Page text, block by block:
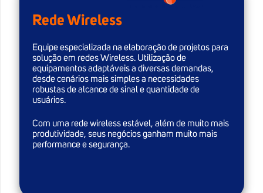
Rede Wireless
Equipe especializada na elaboração de projetos para
solução em redes Wireless. Utilização de
equipamentos adaptáveis a diversas demandas,
desde cenários mais simples a necessidades
robustas de alcance de sinal e quantidade de
usuários.
Com uma rede wireless estável, além de muito mais
produtividade, seus negócios ganham muito mais
performance e segurança.